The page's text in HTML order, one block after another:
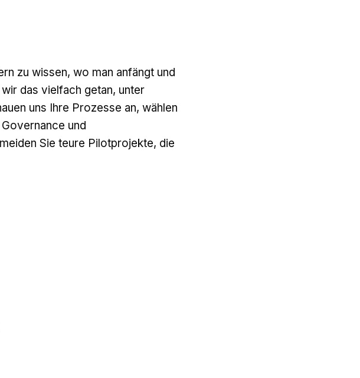
zu wissen, wo man anfängt und
das vielfach getan, unter
uns Ihre Prozesse an, wählen
und
Sie teure Pilotprojekte, die